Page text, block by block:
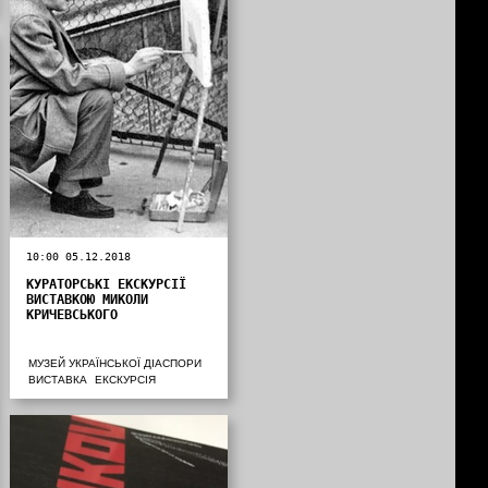
10:00 05.12.2018
КУРАТОРСЬКІ ЕКСКУРСІЇ
ВИСТАВКОЮ МИКОЛИ
КРИЧЕВСЬКОГО
МУЗЕЙ УКРАЇНСЬКОЇ ДІАСПОРИ
ВИСТАВКА
ЕКСКУРСІЯ